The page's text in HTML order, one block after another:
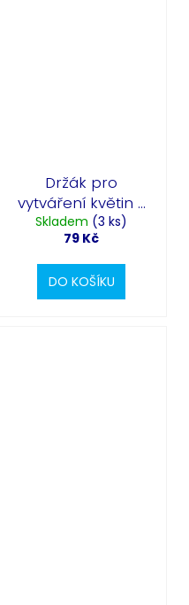
Držák pro
vytváření květin z
balónků 10 ks
Skladem (3 ks)
79 Kč
DO KOŠÍKU